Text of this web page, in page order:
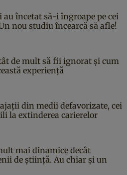
au încetat să-i îngroape pe cei
nou studiu încearcă să afle!
de mult să fii ignorat și cum
experiență
din medii defavorizate, cei
la extinderea carierelor
mai dinamice decât
de știință. Au chiar și un